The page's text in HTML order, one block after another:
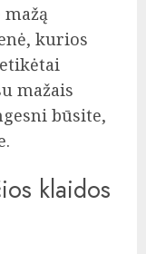
kurios
mažais
būsite,
klaidos